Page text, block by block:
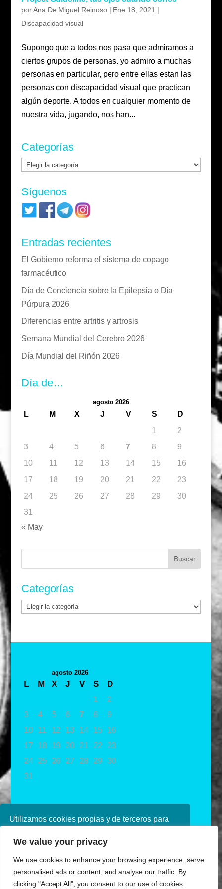
Utilizamos cookies propias y de terceros para
navegando, consideramos que acepta su uso.
política de cookies consulte nuestra
Política de
privacidad
We value your privacy
We use cookies to enhance your browsing experience, serve
personalised ads or content, and analyse our traffic. By
clicking "Accept All", you consent to our use of cookies.
porAna De Miguel Reinoso| Ene 18, 2021 |
Discapacidad visual
Supongo que a todos nos pasa que admiramos a
ciertos grupos de personas, yo admiro a muchas
personas en particular, pero entre ellas estan las
personas con discapacidad visual que practican
algún deporte. A todos en cualquier momento de
nuestra vida, jugando, nos han...
Categorías
Categorías
Síguenos
Entradas recientes
El Gobierno reforma el sistema de copago
farmacéutico
Día de Conciencia sobre la Epilepsia o Día
Púrpura 2026
Diferencias entre artritis y artrosis
Semana Mundial del Cerebro 2026
Día Mundial del Riñón 2026
Día de…
agosto 2026
L M X J V S
D
1
2
3
4 5 6 7 8
9
10
11 12 13 14 15
16
17
18 19 20 21 22
23
24
25 26 27 28 29
30
31
« May
Categorías
Categorías
agosto 2026
L M X J V S
D
1
2
3
4 5 6 7 8
9
10
11 12 13 14 15
16
17
18 19 20 21 22
23
24
25 26 27 28 29 30
31